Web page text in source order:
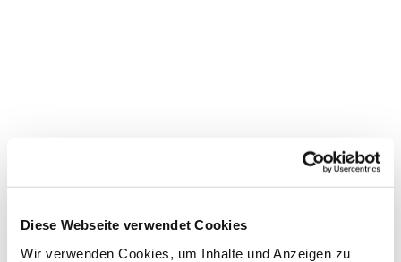
Diese Webseite verwendet Cookies
Wir verwenden Cookies, um Inhalte und Anzeigen zu